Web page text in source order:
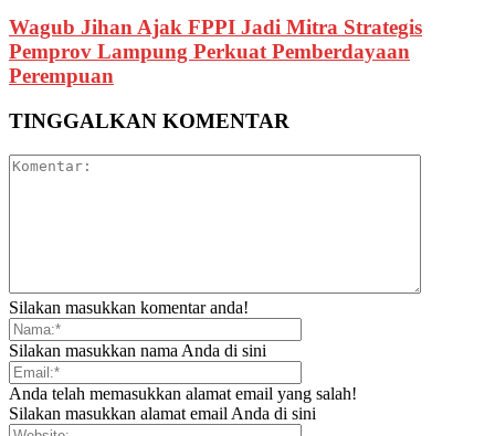
Wagub Jihan Ajak FPPI Jadi Mitra Strategis
Pemprov Lampung Perkuat Pemberdayaan
Perempuan
TINGGALKAN KOMENTAR
Silakan masukkan komentar anda!
Silakan masukkan nama Anda di sini
Anda telah memasukkan alamat email yang salah!
Silakan masukkan alamat email Anda di sini